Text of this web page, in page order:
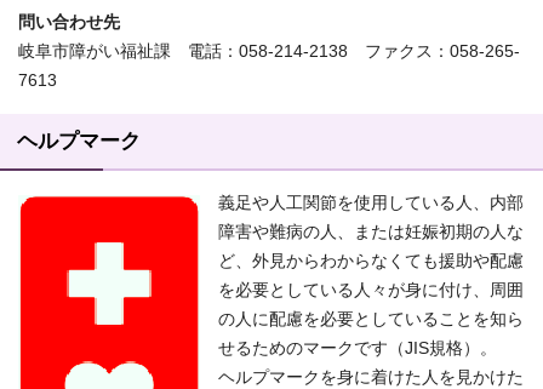
問い合わせ先
岐阜市障がい福祉課 電話：058-214-2138 ファクス：058-265-
7613
ヘルプマーク
義足や人工関節を使用している人、内部
障害や難病の人、または妊娠初期の人な
ど、外見からわからなくても援助や配慮
を必要としている人々が身に付け、周囲
の人に配慮を必要としていることを知ら
せるためのマークです（JIS規格）。
ヘルプマークを身に着けた人を見かけた